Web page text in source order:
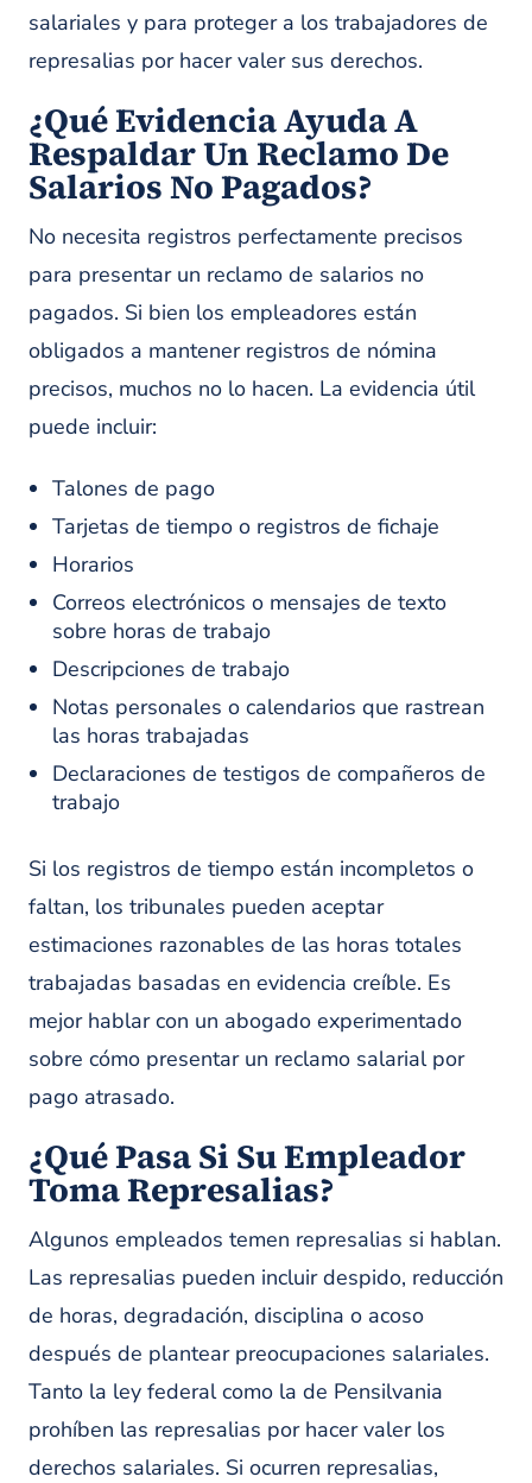
salariales y para proteger a los trabajadores de
represalias por hacer valer sus derechos.
¿Qué Evidencia Ayuda A
Respaldar Un Reclamo De
Salarios No Pagados?
No necesita registros perfectamente precisos
para presentar un reclamo de salarios no
pagados. Si bien los empleadores están
obligados a mantener registros de nómina
precisos, muchos no lo hacen. La evidencia útil
puede incluir:
Talones de pago
Tarjetas de tiempo o registros de fichaje
Horarios
Correos electrónicos o mensajes de texto
sobre horas de trabajo
Descripciones de trabajo
Notas personales o calendarios que rastrean
las horas trabajadas
Declaraciones de testigos de compañeros de
trabajo
Si los registros de tiempo están incompletos o
faltan, los tribunales pueden aceptar
estimaciones razonables de las horas totales
trabajadas basadas en evidencia creíble. Es
mejor hablar con un abogado experimentado
sobre cómo presentar un reclamo salarial por
pago atrasado.
¿Qué Pasa Si Su Empleador
Toma Represalias?
Algunos empleados temen represalias si hablan.
Las represalias pueden incluir despido, reducción
de horas, degradación, disciplina o acoso
después de plantear preocupaciones salariales.
Tanto la ley federal como la de Pensilvania
prohíben las represalias por hacer valer los
derechos salariales. Si ocurren represalias,